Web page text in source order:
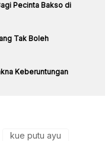
Pecinta Bakso di
Tak Boleh
Keberuntungan
kue putu ayu